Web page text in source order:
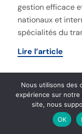
gestion efficace
nationaux et
spécialités du
Lire l’article
Adhérents,
27 janvier 2023
Astre et Urby
Nous utilisons des
expérience sur
site, nous
OK